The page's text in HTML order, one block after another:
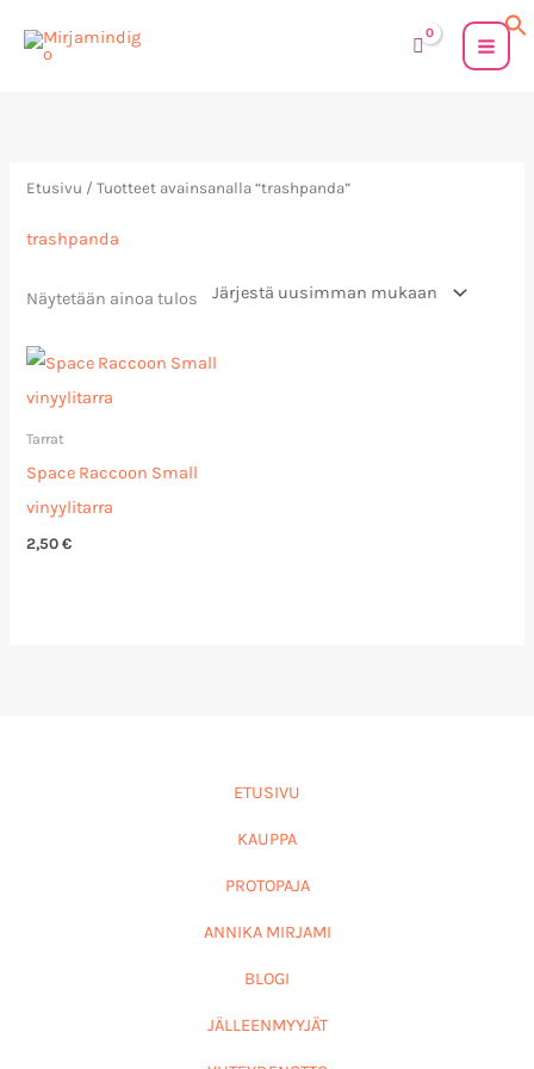
sisältöön
Etusivu / Tuotteet avainsanalla “trashpanda”
trashpanda
Näytetään ainoa tulos
Tarrat
Space Raccoon Small
vinyylitarra
2,50€
ETUSIVU
KAUPPA
PROTOPAJA
ANNIKA MIRJAMI
BLOGI
JÄLLEENMYYJÄT